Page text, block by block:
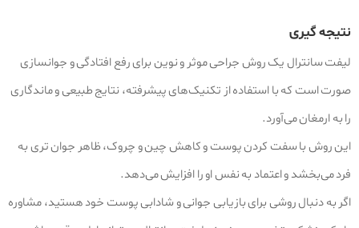
نتیجه‌ گیری
لیفت سانترال یک روش جراحی موثر و نوین برای رفع افتادگی و جوانسازی
صورت است که با استفاده از تکنیک‌های پیشرفته، نتایج طبیعی و ماندگاری
را به ارمغان می‌آورد.
این روش با سفت کردن پوست و کاهش چین و چروک، ظاهر جوان تری به
فرد می‌بخشد و اعتماد به نفس او را افزایش می‌دهد.
اگر به دنبال روشی برای بازیابی جوانی و شادابی پوست خود هستید، مشاوره